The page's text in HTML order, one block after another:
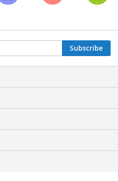
Subscribe